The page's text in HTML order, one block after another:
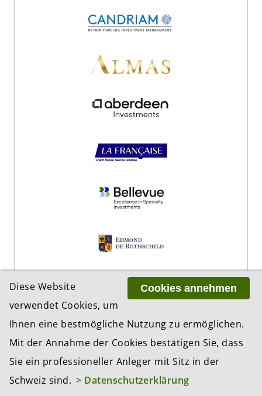
Cookies annehmen
Diese Website
verwendet Cookies, um
Ihnen eine bestmögliche Nutzung zu ermöglichen.
Mit der Annahme der Cookies bestätigen Sie, dass
Sie ein professioneller Anleger mit Sitz in der
Schweiz sind. > Datenschutzerklärung